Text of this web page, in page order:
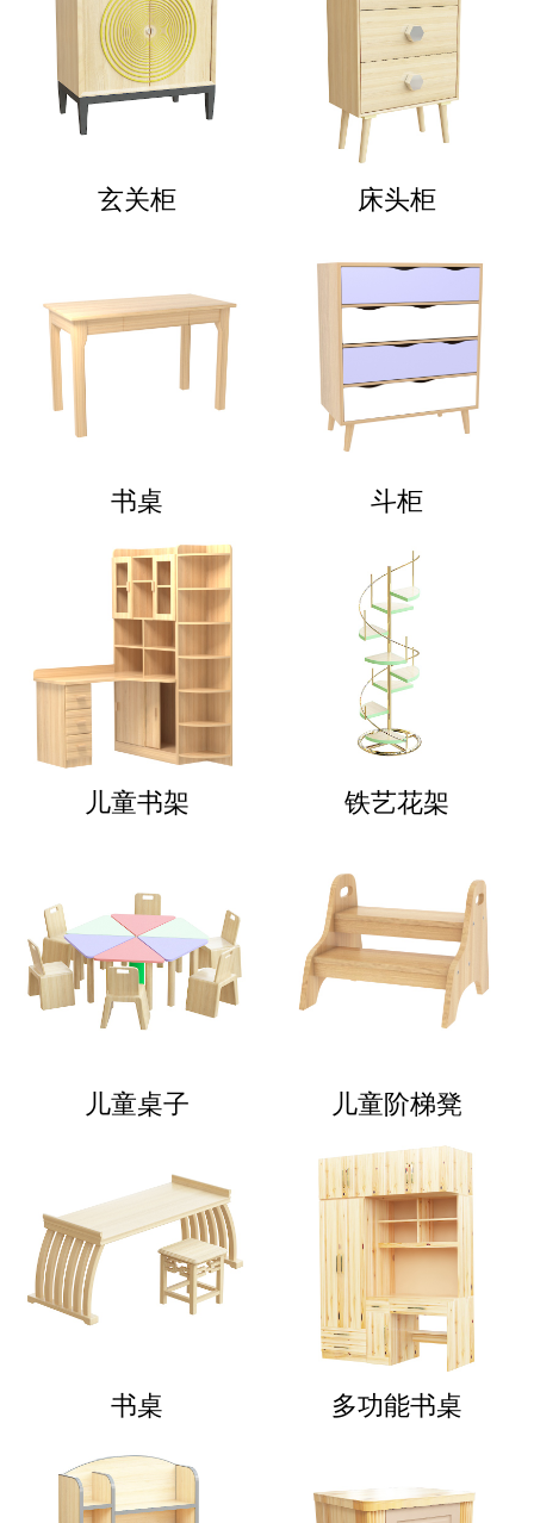
玄关柜 床头柜
书桌 斗柜
儿童书架 铁艺花架
儿童桌子 儿童阶梯凳
书桌 多功能书桌